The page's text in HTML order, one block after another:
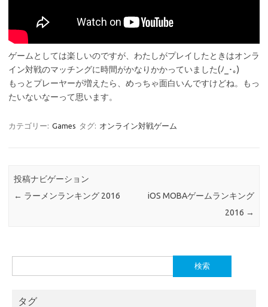
ゲームとしては楽しいのですが、わたしがプレイしたときはオンラ
イン対戦のマッチングに時間がかなりかかっていました(ﾉ_･｡)
もっとプレーヤーが増えたら、めっちゃ面白いんですけどね。もっ
たいないなーって思います。
カテゴリー: Games タグ: オンライン対戦ゲーム
投稿ナビゲーション
← ラーメンランキング 2016
iOS MOBAゲームランキング
2016 →
索:
タグ